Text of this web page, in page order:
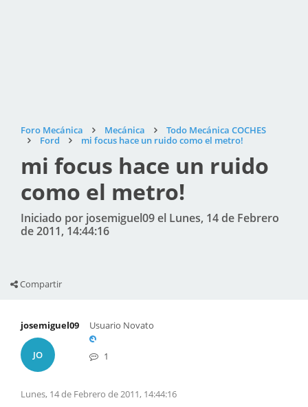
Foro Mecánica Mecánica
Todo Mecánica COCHES
Ford
mi focus hace un ruido como el metro!
mi focus hace un ruido
como el metro!
Iniciado por josemiguel09 el Lunes, 14 de Febrero
de 2011, 14:44:16
Compartir
josemiguel09
JO
Usuario Novato
1
Lunes, 14 de Febrero de 2011, 14:44:16